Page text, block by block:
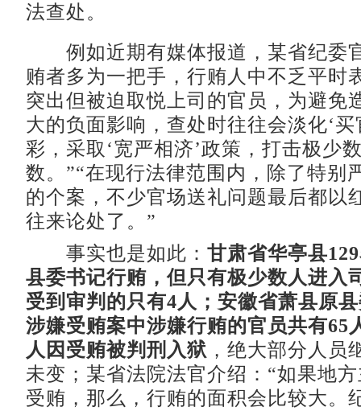
法查处。
例如近期有媒体报道，某省纪委
贿者多为一把手，行贿人中不乏平时
突出但被迫取悦上司的官员，为避免
大的负面影响，查处时往往会淡化‘买
彩，采取‘宽严相济’政策，打击极少
数。”“在现行法律范围内，除了特别
的个案，不少官场送礼问题最后都以
往来论处了。”
事实也是如此： 甘肃省华亭县
县委书记行贿，但只有极少数人进入
受到审判的只有4人；安徽省萧县原
涉嫌受贿案中涉嫌行贿的官员共有65
人因受贿被判刑入狱 ，绝大部分人员
未变；某省法院法官介绍：“如果地
受贿，那么，行贿的面积会比较大。